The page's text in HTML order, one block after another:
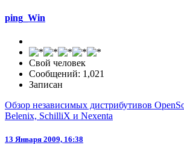
ping_Win
Свой человек
Сообщений: 1,021
Записан
Обзор независимых дистрибутивов
Belenix, SchilliX и Nexenta
13 Января 2009, 16:38